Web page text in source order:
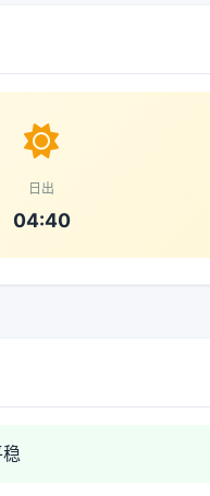
日出
04:40